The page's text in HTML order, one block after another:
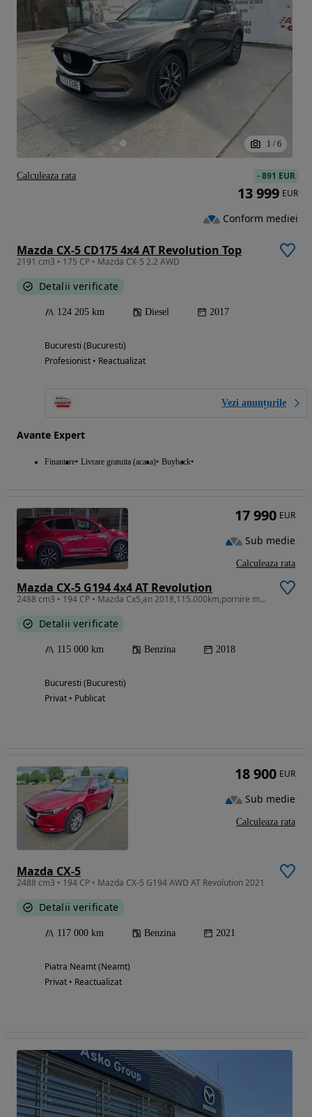
1 / 6
Mazda CX-5 CD175 4x4 AT Revolution Top
2191 cm3 • 175 CP • Mazda CX-5 2.2 AWD
Detalii verificate
124 205 km Diesel 2017
Bucuresti (Bucuresti)
Profesionist • Reactualizat
Vezi anunțurile
Avante Expert
Finantare Livrare gratuita (acasa) Buyback
-891 EUR
13 999 EUR
Conform mediei
Calculeaza rata
Mazda CX-5 G194 4x4 AT Revolution
2488 cm3 • 194 CP • Mazda Cx5,an 2018,115.000km,pornire motor aplicatie!
Detalii verificate
115 000 km Benzina 2018
Bucuresti (Bucuresti)
Privat • Publicat
17 990 EUR
Sub medie
Calculeaza rata
Mazda CX-5
2488 cm3 • 194 CP • Mazda CX-5 G194 AWD AT Revolution 2021
Detalii verificate
117 000 km Benzina 2021
Piatra Neamt (Neamt)
Privat • Reactualizat
18 900 EUR
Sub medie
Calculeaza rata